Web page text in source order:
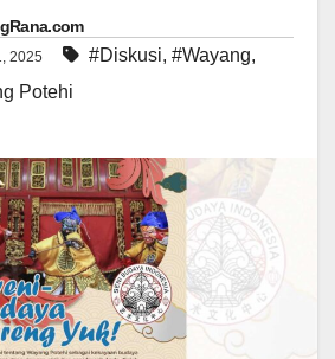
2025 #Diskusi, #Wayang,
Potehi